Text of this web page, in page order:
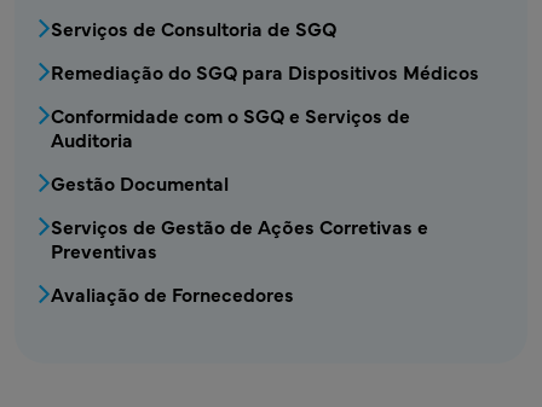
MDV - Serviços de Sistema de Gestão da
Serviços de Consultoria de SGQ
Remediação do SGQ para Dispositivos Médicos
Conformidade com o SGQ e Serviços de
Auditoria
Gestão Documental
Serviços de Gestão de Ações Corretivas e
Preventivas
Avaliação de Fornecedores